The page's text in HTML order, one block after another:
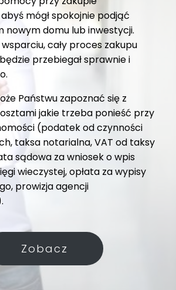
mógł spokojnie podjąć
nowym domu lub inwestycji.
cały proces zakupu
przebiegał sprawnie i
Państwu zapoznać się z
jakie trzeba ponieść przy
(podatek od czynności
taksa notarialna, VAT od taksy
sądowa za wniosek o wpis
wieczystej, opłata za wypisy
prowizja agencji
Zobacz